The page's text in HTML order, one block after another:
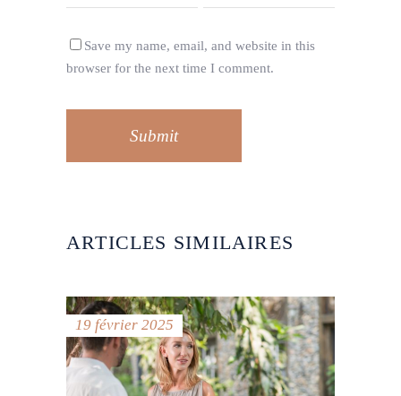
Save my name, email, and website in this
browser for the next time I comment.
Submit
ARTICLES SIMILAIRES
19 février 2025